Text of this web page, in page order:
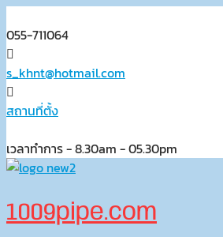
to
content
055-711064
s_khnt@hotmail.com
สถานที่ตั้ง
เวลาทำการ - 8.30am - 05.30pm
1009pipe.com